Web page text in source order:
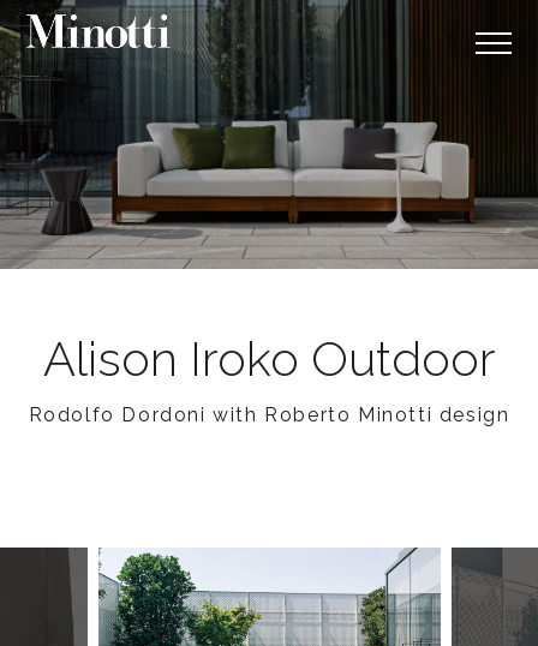
Alison Iroko Outdoor
Rodolfo Dordoni with Roberto Minotti design